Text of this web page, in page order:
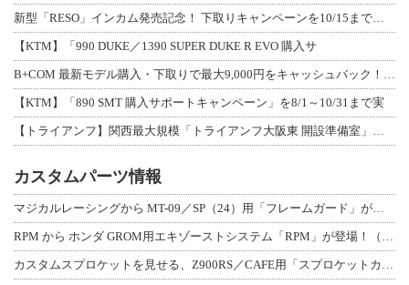
【KTM】「990 DUKE／1390 SUPER DUKE R EVO 購入サ
【KTM】「890 SMT 購入サポートキャンペーン」を8/1～10/31まで実
カスタムパーツ情報